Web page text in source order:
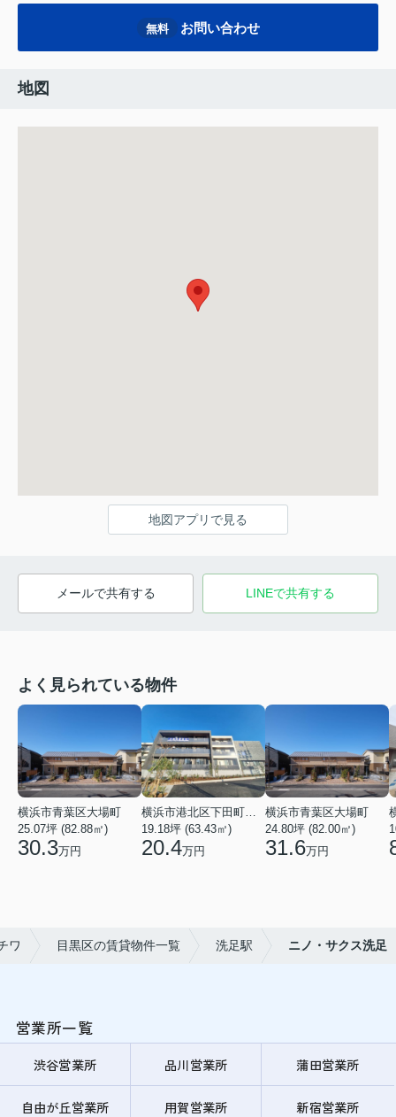
無料 お問い合わせ
地図
地図アプリで見る
メールで共有する LINEで共有する
よく見られている物件
横浜市青葉区大場町
25.07坪 (82.88㎡)
30.3万円
19.18坪 (63.43㎡)
20.4万円
横浜市青葉区大場町
24.80坪 (82.00㎡)
31.6万円
ワ 目黒区の賃貸物件一覧 洗足駅 ニノ・サクス洗足
営業所一覧
渋谷営業所 品川営業所 蒲田営業所
自由が丘営業所 用賀営業所 新宿営業所